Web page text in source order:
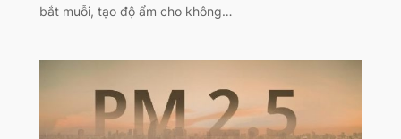
bắt muỗi, tạo độ ẩm cho không…